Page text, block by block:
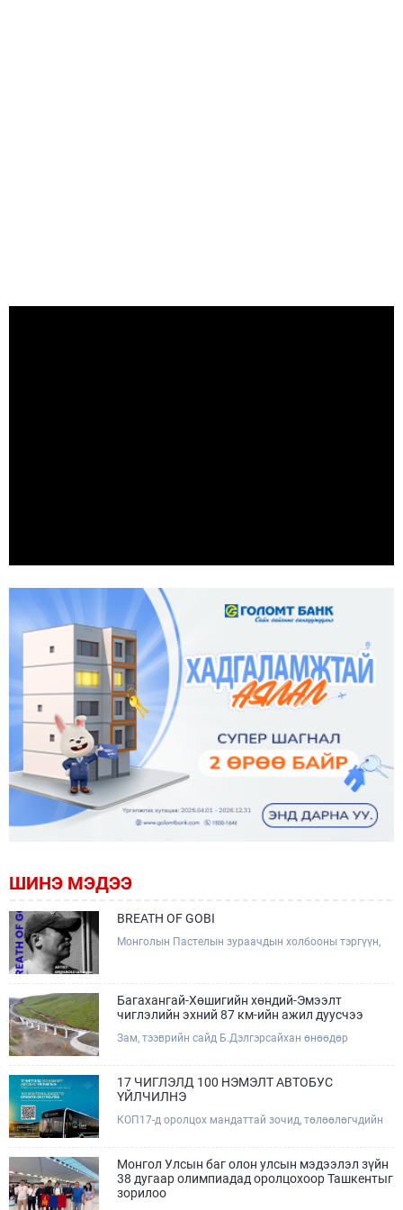
ШИНЭ МЭДЭЭ
BREATH OF GOBI
Монголын Пастелын зураачдын холбооны тэргүүн,
мэндчилж байна.
Багахангай-Хөшигийн хөндий-Эмээлт
чиглэлийн эхний 87 км-ийн ажил дуусчээ
Зам, тээврийн сайд Б.Дэлгэрсайхан өнөөдөр
бүтээн байгуулалтын ажлын явцтай танилцаж,
төмөр замын доод болон дээд бүтцийн үндсэн ажил
тавьж, төслийн талбайд ажиллалаа.
17 ЧИГЛЭЛД 100 НЭМЭЛТ АВТОБУС
ҮЙЛЧИЛНЭ
КОП17-д оролцох мандаттай зочид, төлөөлөгчдийн
буудлууд болон хурлын талбай хооронд урьдчилан
гаргасан цагийн хуваарийн дагуу үйлчилнэ.Эрхэм
хүндэт КОП17-д оролцогч та бүхэн автобусны
Монгол Улсын баг олон улсын мэдээлэл зүйн
38 дугаар олимпиадад оролцохоор Ташкентыг
зорилоо